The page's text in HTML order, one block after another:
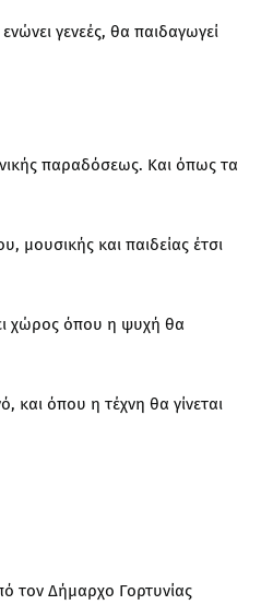
γενεές, θα παιδαγωγεί
παραδόσεως. Και όπως τα
μουσικής και παιδείας έτσι
χώρος όπου η ψυχή θα
και όπου η τέχνη θα γίνεται
τον Δήμαρχο Γορτυνίας